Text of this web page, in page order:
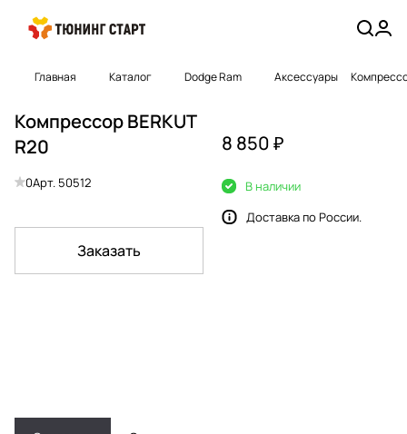
Главная Каталог Dodge Ram Аксессуары
Компрессор BERKUT
R20
0Арт. 50512
Заказать
8 850 ₽
В наличии
Доставка по России.